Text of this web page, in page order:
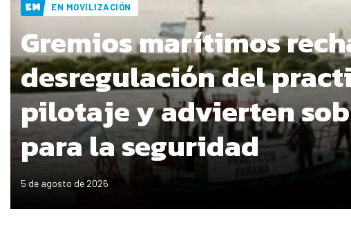
EN MOVILIZACIÓN
Gremios marítimos
desregulación del
pilotaje y advierten
para la seguridad
5 de agosto de 2026